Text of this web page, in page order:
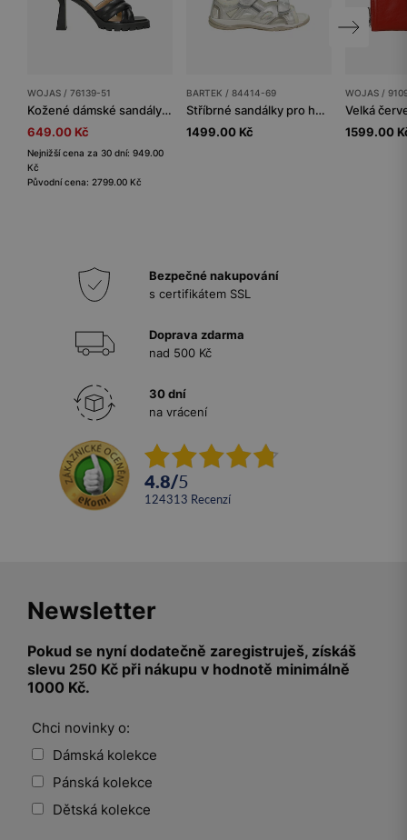
WOJAS / 76139-51
Kožené dámské sandály na podpatku v černé barvě
649.00 Kč
Nejnižší cena za 30 dní: 949.00
Kč
Původní cena: 2799.00 Kč
BARTEK / 84414-69
Stříbrné sandálky pro holčičku BARTEK 84414-69
1499.00 Kč
WOJAS /
1599.00
Bezpečné nakupování
s certifikátem SSL
Doprava zdarma
nad 500 Kč
30 dní
na vrácení
4.8/5
124313 recenzí
Newsletter
Pokud se nyní dodatečně zaregistruješ, získáš
slevu 250 Kč při nákupu v hodnotě minimálně
1000 Kč.
Chci novinky o:
Dámská kolekce
Pánská kolekce
Dětská kolekce